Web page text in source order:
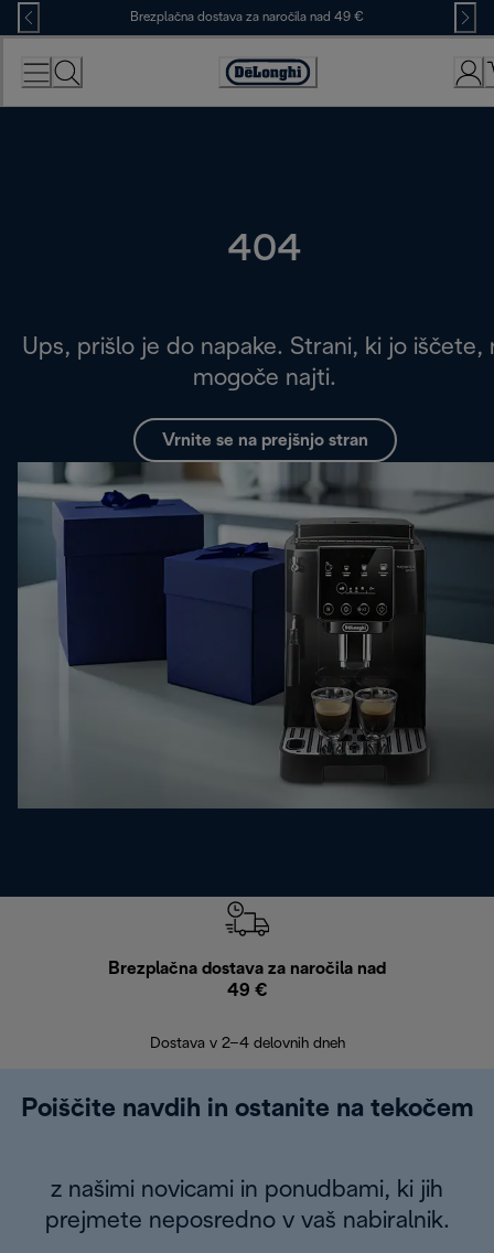
Skip
to
Content
Brezplačna dostava za naročila nad 49 €
Accessibility
Statement
404
Ups, prišlo je do napake. Strani, ki jo iščete,
mogoče najti.
Vrnite se na prejšnjo stran
Brezplačna dostava za naročila nad
49 €
Dostava v 2–4 delovnih dneh
Poiščite navdih in ostanite na tekočem
z našimi novicami in ponudbami, ki jih
prejmete neposredno v vaš nabiralnik.